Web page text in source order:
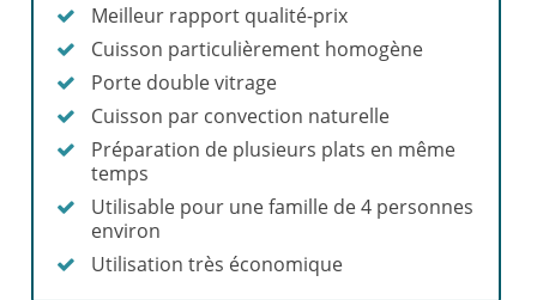
Meilleur rapport qualité-prix
Cuisson particulièrement homogène
Porte double vitrage
Cuisson par convection naturelle
Préparation de plusieurs plats en même
temps
Utilisable pour une famille de 4 personnes
environ
Utilisation très économique